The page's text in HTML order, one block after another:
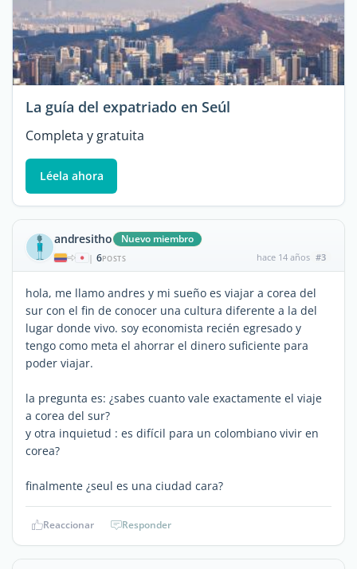
La guía del expatriado en Seúl
Completa y gratuita
Léela ahora
andresitho Nuevo miembro
| 6POSTS hace 14 años #3
hola, me llamo andres y mi sueño es viajar a corea del
sur con el fin de conocer una cultura diferente a la del
lugar donde vivo. soy economista recién egresado y
tengo como meta el ahorrar el dinero suficiente para
poder viajar.
la pregunta es: ¿sabes cuanto vale exactamente el viaje
a corea del sur?
y otra inquietud : es difícil para un colombiano vivir en
corea?
finalmente ¿seul es una ciudad cara?
Reaccionar Responder